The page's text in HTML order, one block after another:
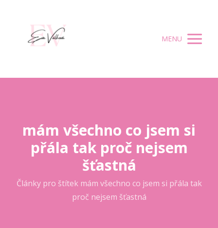
MENU
mám všechno co jsem si
přála tak proč nejsem
šťastná
Články pro štítek mám všechno co jsem si přála tak
proč nejsem šťastná